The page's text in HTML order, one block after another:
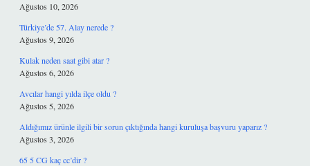
Ağustos 10, 2026
Türkiye’de 57. Alay nerede ?
Ağustos 9, 2026
Kulak neden saat gibi atar ?
Ağustos 6, 2026
Avcılar hangi yılda ilçe oldu ?
Ağustos 5, 2026
Aldığımız ürünle ilgili bir sorun çıktığında hangi kuruluşa başvuru yaparız ?
Ağustos 3, 2026
65 5 CG kaç cc’dir ?